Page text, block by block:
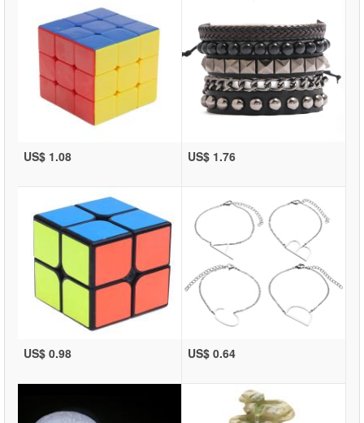
US$ 1.08 US$ 1.76
US$ 0.98 US$ 0.64